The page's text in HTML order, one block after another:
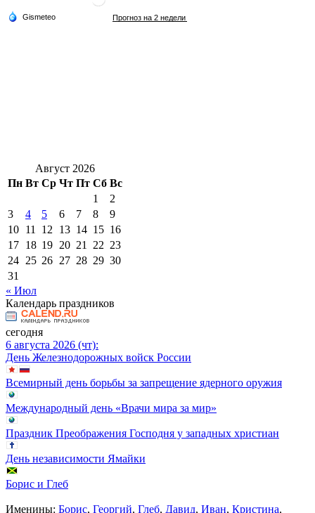
Август 2026
Пн Вт Ср Чт Пт Сб Вс
1
2
3
4 5 6 7 8
9
10 11 12 13 14 15 16
17 18 19 20 21 22 23
24 25 26 27 28 29 30
31
« Июл
Календарь праздников
сегодня
6 августа 2026 (чт):
День Железнодорожных войск России
Всемирный день борьбы за запрещение ядерного оружия
Международный день «Врачи мира за мир»
Праздник Преображения Господня у западных христиан
День независимости Ямайки
Борис и Глеб
Именины: Борис, Георгий, Глеб, Давид, Иван, Кристина,